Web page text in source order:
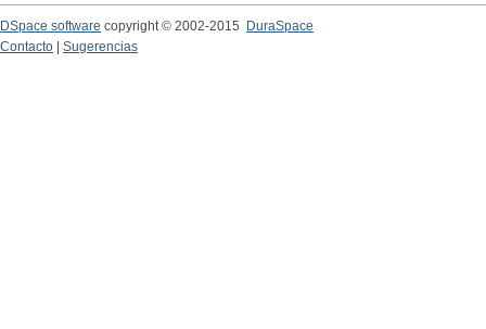
DSpace software copyright © 2002-2015
DuraSpace
Contacto
Sugerencias